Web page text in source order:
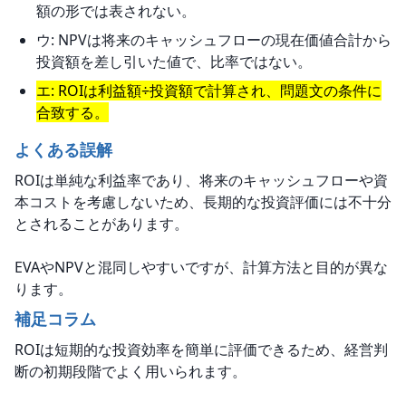
額の形では表されない。
ウ: NPVは将来のキャッシュフローの現在価値合計から
投資額を差し引いた値で、比率ではない。
エ: ROIは利益額÷投資額で計算され、問題文の条件に
合致する。
よくある誤解
ROIは単純な利益率であり、将来のキャッシュフローや資
本コストを考慮しないため、長期的な投資評価には不十分
とされることがあります。
EVAやNPVと混同しやすいですが、計算方法と目的が異な
ります。
補足コラム
ROIは短期的な投資効率を簡単に評価できるため、経営判
断の初期段階でよく用いられます。